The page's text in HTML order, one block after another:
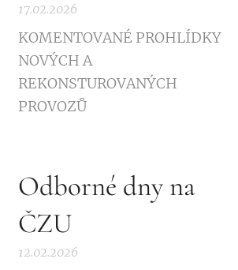
17.02.2026
KOMENTOVANÉ PROHLÍDKY
NOVÝCH A
REKONSTUROVANÝCH
PROVOZŮ
Odborné dny na
ČZU
12.02.2026